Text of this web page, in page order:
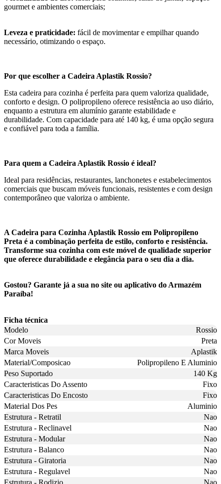
gourmet e ambientes comerciais;
Leveza e praticidade: fácil de movimentar e empilhar quando
necessário, otimizando o espaço.
Por que escolher a Cadeira Aplastik Rossio?
Esta cadeira para cozinha é perfeita para quem valoriza qualidade,
conforto e design. O polipropileno oferece resistência ao uso diário,
enquanto a estrutura em alumínio garante estabilidade e
durabilidade. Com capacidade para até 140 kg, é uma opção segura
e confiável para toda a família.
Para quem a Cadeira Aplastik Rossio é ideal?
Ideal para residências, restaurantes, lanchonetes e estabelecimentos
comerciais que buscam móveis funcionais, resistentes e com design
contemporâneo que valoriza o ambiente.
A Cadeira para Cozinha Aplastik Rossio em Polipropileno
Preta é a combinação perfeita de estilo, conforto e resistência.
Transforme sua cozinha com este móvel de qualidade superior
que oferece durabilidade e elegância para o seu dia a dia.
Gostou? Garante já a sua no site ou aplicativo do Armazém
Paraíba!
Ficha técnica
Modelo
Rossio
Cor Moveis
Preta
Marca Moveis
Aplastik
Material/Composicao
Polipropileno E Aluminio
Peso Suportado
140 Kg
Caracteristicas Do Assento
Fixo
Caracteristicas Do Encosto
Fixo
Material Dos Pes
Aluminio
Estrutura - Retratil
Nao
Estrutura - Reclinavel
Nao
Estrutura - Modular
Nao
Estrutura - Balanco
Nao
Estrutura - Giratoria
Nao
Estrutura - Regulavel
Nao